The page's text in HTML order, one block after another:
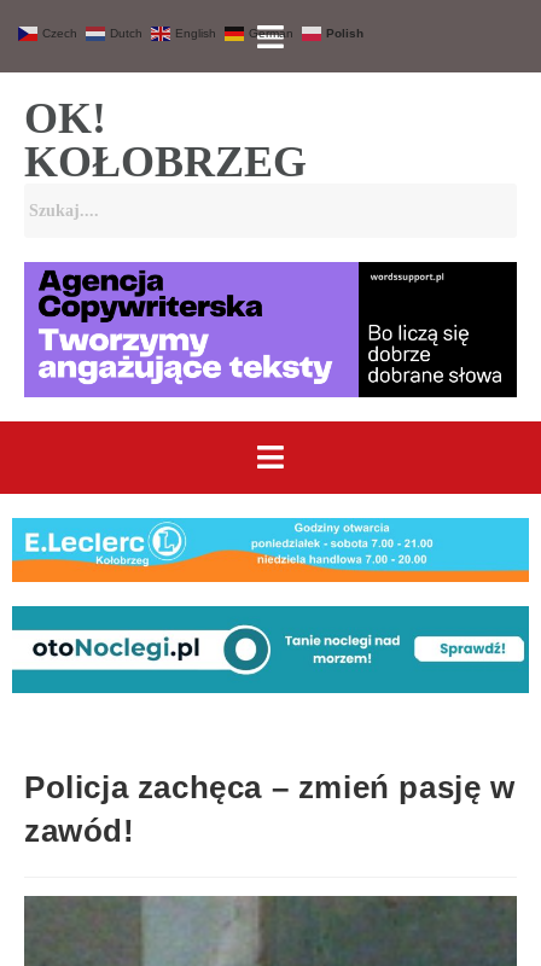
OK!
KOŁOBRZEG
Policja zachęca – zmień pasję w
zawód!
Czech Dutch English German Polish